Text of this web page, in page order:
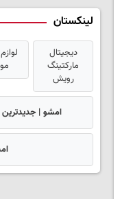
لینکستان
دیجیتال
مارکتینگ
رویش
امشو |